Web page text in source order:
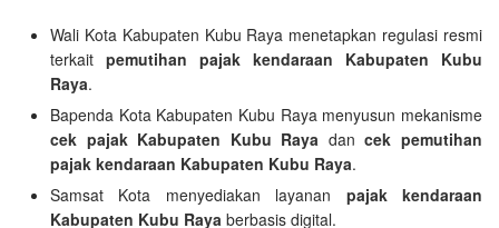
Wali Kota Kabupaten Kubu Raya menetapkan regulasi resmi
terkait pemutihan pajak kendaraan Kabupaten Kubu
Raya.
Bapenda Kota Kabupaten Kubu Raya menyusun mekanisme
cek pajak Kabupaten Kubu Raya dancek pemutihan
pajak kendaraan Kabupaten Kubu Raya.
Samsat Kota menyediakan layanan pajak kendaraan
Kabupaten Kubu Raya berbasis digital.